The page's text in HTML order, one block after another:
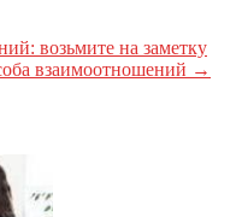
возьмите на заметку
взаимоотношений →